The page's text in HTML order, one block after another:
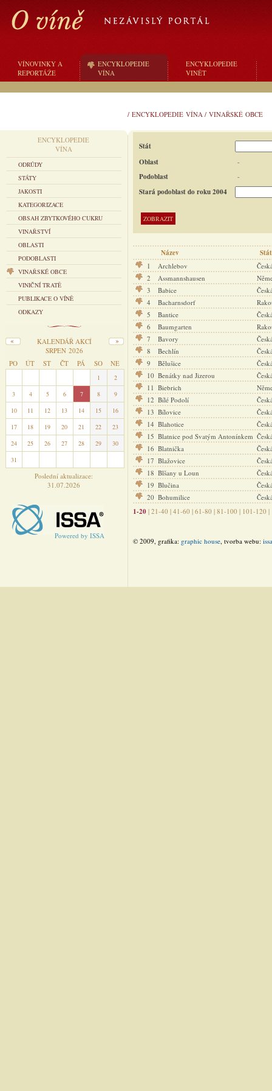
VÍNOVINKY A
REPORTÁŽE
ENCYKLOPEDIE
VÍNA
ENCYKLOPEDIE
VINĚT
/ ENCYKLOPEDIE VÍNA / VINAŘSKÉ OBCE
ENCYKLOPEDIE
VÍNA
ODRŮDY
STÁTY
JAKOSTI
KATEGORIZACE
OBSAH ZBYTKOVÉHO CUKRU
VINAŘSTVÍ
OBLASTI
PODOBLASTI
VINAŘSKÉ OBCE
VINIČNÍ TRATĚ
PUBLIKACE O VÍNĚ
ODKAZY
KALENDÁŘ AKCÍ
SRPEN 2026
PO
ÚT ST ČT PÁ SO NE
1
2
3
4 5 6 7 8
9
10
11 12 13 14 15
16
17
18 19 20 21 22
23
24
25 26 27 28 29
30
31
Poslední aktualizace:
31.07.2026
Powered by ISSA
Stát
Oblast
-
Podoblast -
Stará podoblast do roku 2004
Název Stát
1 Archlebov
2
Assmannshausen
3
Babice
4
Bacharnsdorf
5
Bantice
6
Baumgarten
7
Bavory
8
Bechlín
9
Bělušice
10 Benátky nad Jizerou
11 Biebrich
12 Bílé Podolí
13 Bílovice
14 Blahotice
15 Blatnice pod Svatým Antonínkem
16 Blatnička
17 Blažovice
18 Blšany u Loun
19 Blučina
20 Bohumilice
1-20 | 21-40 | 41-60 | 61-80 | 81-100 | 101-120 |
© 2009, grafika: graphic house, tvorba webu: